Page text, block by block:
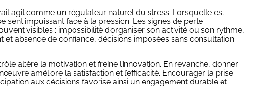
agit comme un régulateur naturel du stress. Lorsqu’elle est
sent impuissant face à la pression. Les signes de perte
visibles : impossibilité d’organiser son activité ou son rythme,
et absence de confiance, décisions imposées sans consultation
altère la motivation et freine l’innovation. En revanche, donner
améliore la satisfaction et l’efficacité. Encourager la prise
aux décisions favorise ainsi un engagement durable et